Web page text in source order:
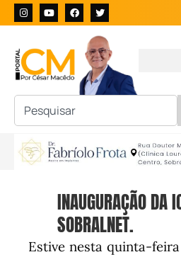
INAUGURAÇÃO DA
SOBRALNET.
Estive nesta quinta-